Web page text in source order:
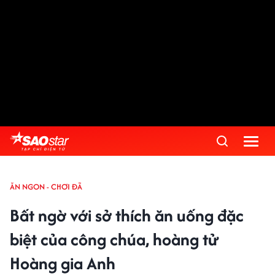
ĂN NGON - CHƠI ĐÃ
Bất ngờ với sở thích ăn uống đặc
biệt của công chúa, hoàng tử
Hoàng gia Anh